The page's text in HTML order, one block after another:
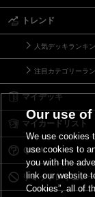
トレンド
人気デッキランキ
注目カテゴリーラ
マイデッキ
マイカードリスト
Ｑ＆Ａ
リミットレギュレ
Our use
We use cookies
use cookies to
you with the
link our website
Cookies”, all of